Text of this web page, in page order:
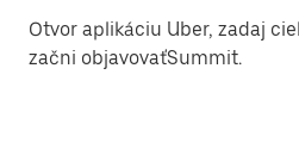
Otvor aplikáciu Uber, zadaj
začni objavovaťSummit.